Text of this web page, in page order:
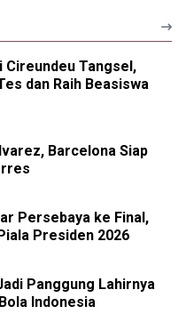
Tangsel,
dan Raih Beasiswa
Barcelona Siap
Persebaya ke Final,
Presiden 2026
Panggung Lahirnya
Indonesia